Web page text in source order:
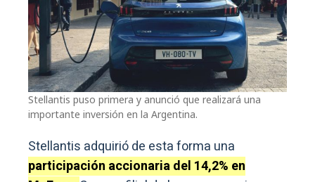
Stellantis puso primera y anunció que realizará una
importante inversión en la Argentina.
Stellantis adquirió de esta forma una
participación accionaria del 14,2% en